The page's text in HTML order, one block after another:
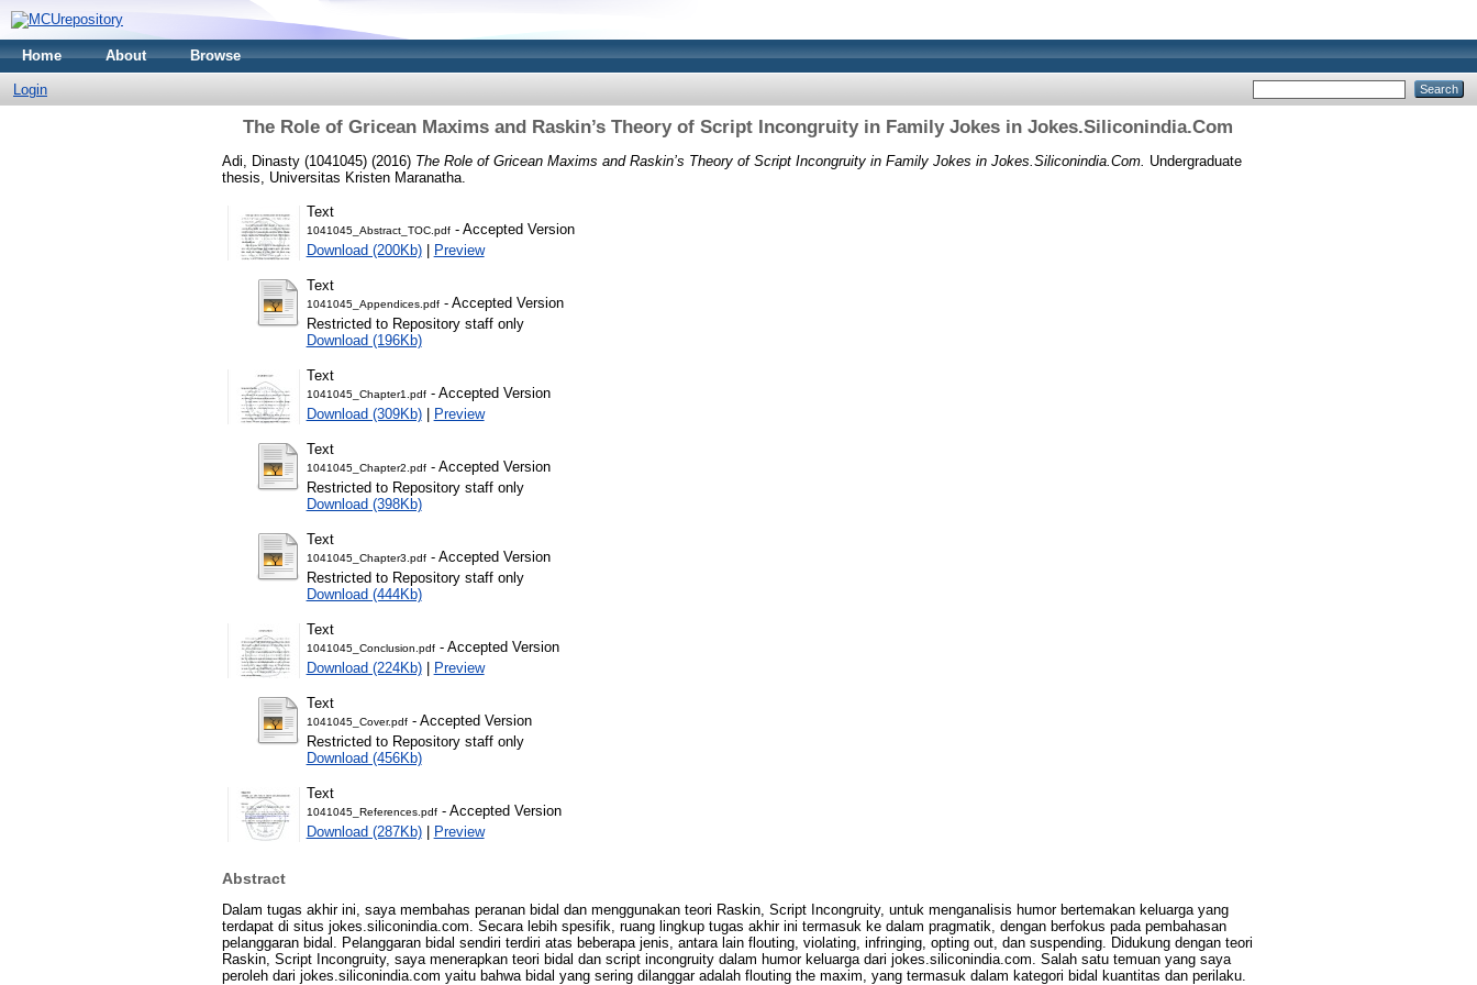
Home About Browse
Login
The Role of Gricean Maxims and Raskin’s Theory of Script Incongruity in Family Jokes in Jokes.Siliconindia.Com
Adi, Dinasty (1041045)(2016) The Role of Gricean Maxims and Raskin’s Theory of Script Incongruity in Family Jokes in Jokes.Siliconindia.Com. Undergraduate
thesis, Universitas Kristen Maranatha.
Text
1041045_Abstract_TOC.pdf- Accepted Version
Download (200Kb)| Preview
Text
1041045_Appendices.pdf- Accepted Version
Restricted to Repository staff only
Download (196Kb)
Text
1041045_Chapter1.pdf- Accepted Version
Download (309Kb)| Preview
Text
1041045_Chapter2.pdf- Accepted Version
Restricted to Repository staff only
Download (398Kb)
Text
1041045_Chapter3.pdf- Accepted Version
Restricted to Repository staff only
Download (444Kb)
Text
1041045_Conclusion.pdf- Accepted Version
Download (224Kb)| Preview
Text
1041045_Cover.pdf- Accepted Version
Restricted to Repository staff only
Download (456Kb)
Text
1041045_References.pdf- Accepted Version
Download (287Kb)| Preview
Abstract
Dalam tugas akhir ini, saya membahas peranan bidal dan menggunakan teori Raskin, Script Incongruity, untuk menganalisis humor bertemakan keluarga yang
terdapat di situs jokes.siliconindia.com. Secara lebih spesifik, ruang lingkup tugas akhir ini termasuk ke dalam pragmatik, dengan berfokus pada pembahasan
pelanggaran bidal. Pelanggaran bidal sendiri terdiri atas beberapa jenis, antara lain flouting, violating, infringing, opting out, dan suspending. Didukung dengan teori
Raskin, Script Incongruity, saya menerapkan teori bidal dan script incongruity dalam humor keluarga dari jokes.siliconindia.com. Salah satu temuan yang saya
peroleh dari jokes.siliconindia.com yaitu bahwa bidal yang sering dilanggar adalah flouting the maxim, yang termasuk dalam kategori bidal kuantitas dan perilaku.